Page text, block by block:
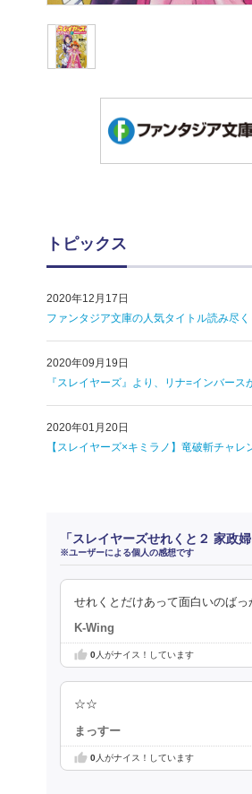
トピックス
2020年12月17日
ファンタジア文庫の人気タイトル読み尽
2020年09月19日
『スレイヤーズ』より、リナ=インバー
2020年01月20日
【スレイヤーズ×キミラノ】竜破斬チャ
「スレイヤーズせれくと２ 家政
※ユーザーによる個人の感想です
せれくとだけあって面白いのば
K-Wing
0人がナイス！しています
☆☆
まっすー
0人がナイス！しています